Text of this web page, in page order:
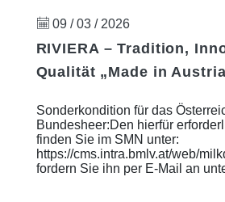
09 / 03 / 2026
RIVIERA – Tradition,
Qualität „Made in
Sonderkondition für das
Bundesheer:Den hierfür
finden Sie im SMN unter:
https://cms.intra.bmlv.at/web/
fordern Sie ihn per E-Mail an